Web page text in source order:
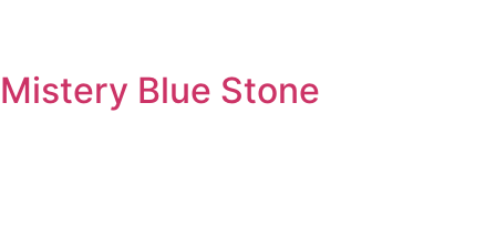
Mistery Blue Stone